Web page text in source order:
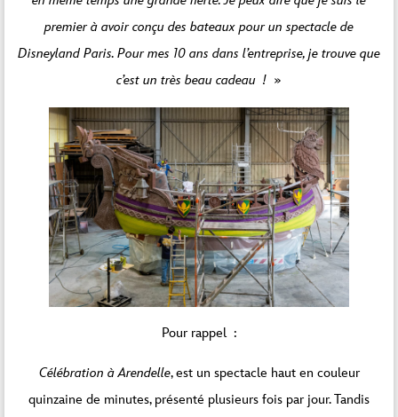
premier à avoir conçu des bateaux pour un spectacle de
Disneyland Paris. Pour mes 10 ans dans l’entreprise, je trouve que
c’est un très beau cadeau ! »
Pour rappel :
Célébration à Arendelle, est un spectacle haut en couleur
quinzaine de minutes, présenté plusieurs fois par jour. Tandis